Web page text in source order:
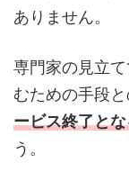
ありません。
専門家の見立
むための手段と
ービス終了と
う。